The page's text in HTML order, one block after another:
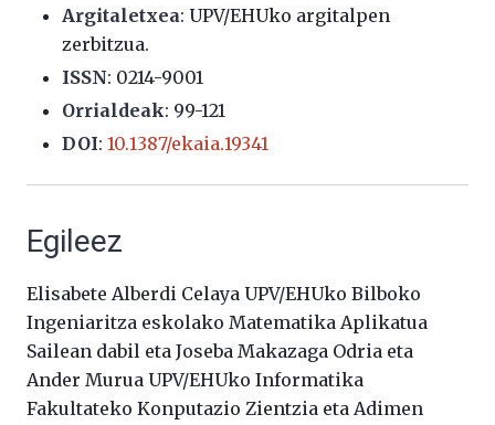
Argitaletxea: UPV/EHUko argitalpen
zerbitzua.
ISSN: 0214-9001
Orrialdeak: 99-121
DOI: 10.1387/ekaia.19341
Egileez
Elisabete Alberdi Celaya UPV/EHUko Bilboko
Ingeniaritza eskolako Matematika Aplikatua
Sailean dabil eta Joseba Makazaga Odria eta
Ander Murua UPV/EHUko Informatika
Fakultateko Konputazio Zientzia eta Adimen